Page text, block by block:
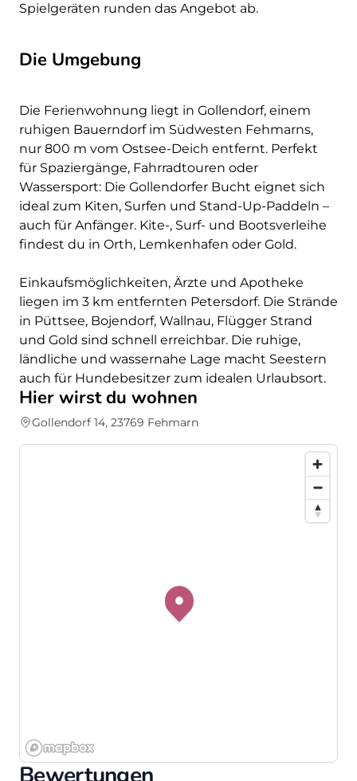
Spielgeräten runden das Angebot ab.
Die Umgebung
Die Ferienwohnung liegt in Gollendorf, einem
ruhigen Bauerndorf im Südwesten Fehmarns,
nur 800 m vom Ostsee-Deich entfernt. Perfekt
für Spaziergänge, Fahrradtouren oder
Wassersport: Die Gollendorfer Bucht eignet sich
ideal zum Kiten, Surfen und Stand-Up-Paddeln –
auch für Anfänger. Kite-, Surf- und Bootsverleihe
findest du in Orth, Lemkenhafen oder Gold.
Einkaufsmöglichkeiten, Ärzte und Apotheke
liegen im 3 km entfernten Petersdorf. Die Strände
in Püttsee, Bojendorf, Wallnau, Flügger Strand
und Gold sind schnell erreichbar. Die ruhige,
ländliche und wassernahe Lage macht Seestern
auch für Hundebesitzer zum idealen Urlaubsort.
Hier wirst du wohnen
Gollendorf 14, 23769 Fehmarn